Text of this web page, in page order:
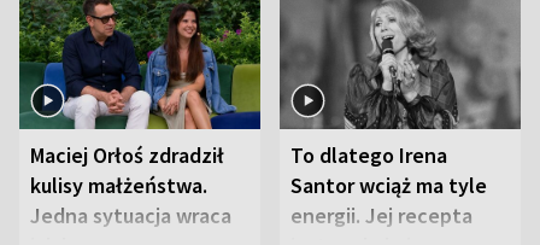
Maciej Orłoś zdradził
kulisy małżeństwa.
Jedna sytuacja wraca
To dlatego Irena
Santor wciąż ma tyle
energii. Jej recepta